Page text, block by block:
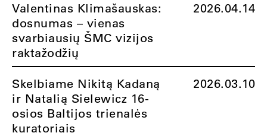
Valentinas Klimašauskas:
dosnumas – vienas
svarbiausių ŠMC vizijos
raktažodžių
2026.04.14
Skelbiame Nikitą Kadaną
ir Natalią Sielewicz 16-
osios Baltijos trienalės
kuratoriais
2026.03.10